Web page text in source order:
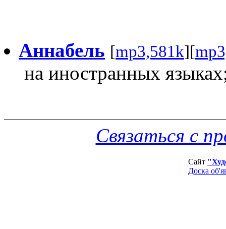
Аннабель [mp3,581k][
на иностранных
Связаться с
Сайт
Доска